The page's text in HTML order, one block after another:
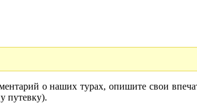
о наших турах, опишите свои
путевку).